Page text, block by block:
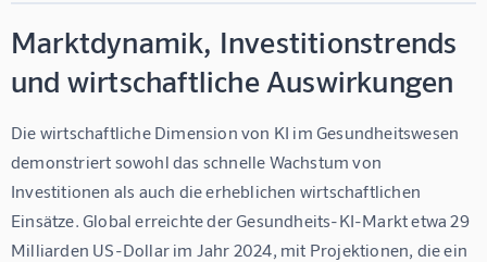
Marktdynamik, Investitionstrends
und wirtschaftliche Auswirkungen
Die wirtschaftliche Dimension von KI im Gesundheitswesen
demonstriert sowohl das schnelle Wachstum von
Investitionen als auch die erheblichen wirtschaftlichen
Einsätze. Global erreichte der Gesundheits-KI-Markt etwa 29
Milliarden US-Dollar im Jahr 2024, mit Projektionen, die ein